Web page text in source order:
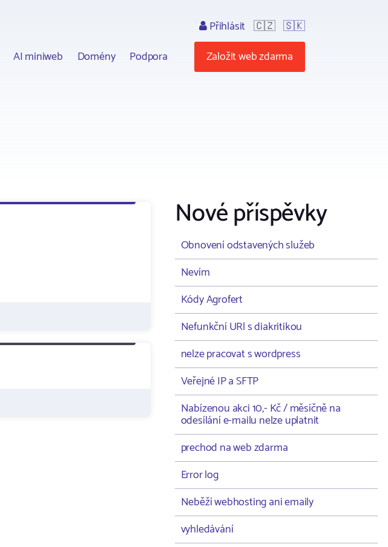
AI miniweb Domény Podpora
Přihlásit 🇨🇿 🇸🇰
Založit web zdarma
Nové příspěvky
Obnovení odstavených služeb
Nevím
Kódy Agrofert
Nefunkční URl s diakritikou
nelze pracovat s wordpress
Veřejné IP a SFTP
Nabízenou akci 10,- Kč / měsíčně na
odesílání e-mailu nelze uplatnit
prechod na web zdarma
Error log
Neběží webhosting ani emaily
vyhledávání